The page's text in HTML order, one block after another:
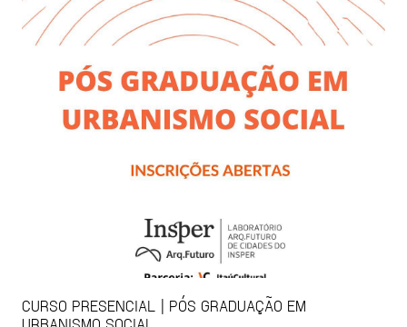
CURSO PRESENCIAL | PÓS GRADUAÇÃO EM
URBANISMO SOCIAL